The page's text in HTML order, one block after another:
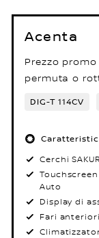
Acenta
Prezzo
permuta o
DIG-T 114CV
Cerchi
Touchscreen
Auto
Display di
Fari